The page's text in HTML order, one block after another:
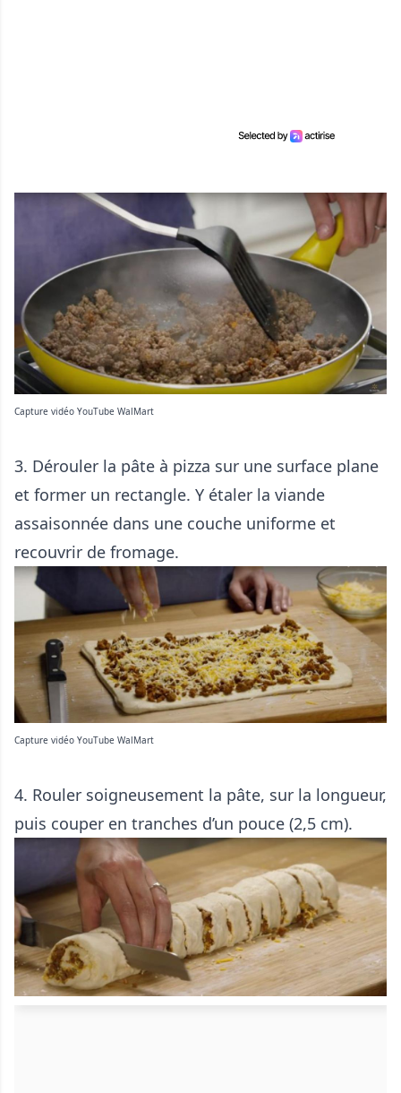
Capture vidéo YouTube WalMart
3. Dérouler la pâte à pizza sur une surface plane
et former un rectangle. Y étaler la viande
assaisonnée dans une couche uniforme et
recouvrir de fromage.
Capture vidéo YouTube WalMart
4. Rouler soigneusement la pâte, sur la longueur,
puis couper en tranches d’un pouce (2,5 cm).